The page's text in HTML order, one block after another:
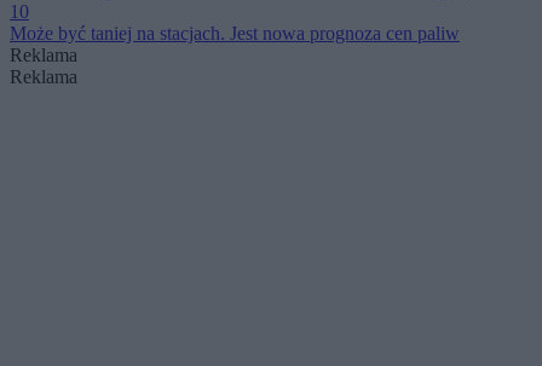
10
Może być taniej na stacjach. Jest nowa prognoza cen paliw
Reklama
Reklama